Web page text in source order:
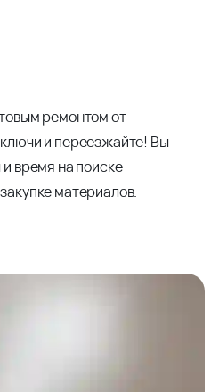
ремонтом от
и переезжайте! Вы
время на поиске
материалов.